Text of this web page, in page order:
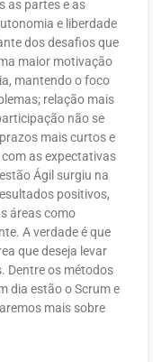
as partes e as
e liberdade
dos desafios que
maior motivação
mantendo o foco
relação mais
não se
mais curtos e
as expectativas
Ágil surgiu na
positivos,
áreas como
A verdade é que
que deseja levar
Dentre os métodos
dia estão o Scrum e
mais sobre